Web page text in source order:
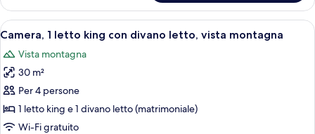
letti
multipli
(+
Apri
tutte
le
foto
per
Camera,
1
Camera d'albergo con un letto
9
Camera, 1 letto king con divano letto, vista montagna
Vista montagna
30 m²
Per 4 persone
1 letto king e 1 divano letto (matrimoniale)
Wi-Fi gratuito